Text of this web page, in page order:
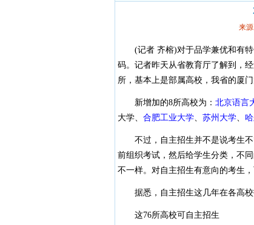
来
(记者 齐榕)对于品学兼优和有特
码。记者昨天从省教育厅了解到，
所，基本上是部属高校，我省的厦门
新增加的8所高校为： 北京语言
大学、 合肥工业大学、 苏州大学、
不过，自主招生并不是说考生不
前组织考试，然后给学生分类，不
不一样。对自主招生有意向的考生
据悉，自主招生这几年在各高校
这76所高校可自主招生